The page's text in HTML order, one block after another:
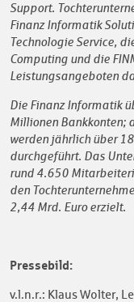
Support.
Finanz Informatik
Technologie Service,
Computing und die
Leistungsangeboten
Die Finanz Informatik
Millionen Bankkonten;
werden jährlich über
durchgeführt. Das
rund 4.650
den
2,44 Mrd. Euro erzielt.
Pressebild:
v.l.n.r.: Klaus Wolter,